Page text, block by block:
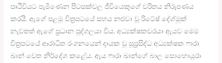
පෘථිවියට පැමිණෙන පිටසක්වල ජීවියෙකුගේ චරිතය නිරූපණය
කරයි. ඇගේ පළමු චිත්‍රපටයේ සහය නළුවා වූ රිටේෂ් දේශ්මුක්
නැවතත් ඇගේ ප්‍රධාන පුද්ගලයා විය. අධ්‍යක්ෂකවරයා ඇයව මෙම
චිත්‍රපටයේ ආරාධිත රංගනයෙන් දායක වූ සුප්‍රසිද්ධ අධ්‍යක්ෂක ෆාරා
ඛාන් වෙත නිර්දේශ කළේය. ඇය ෆාරා ඛාන්ගේ බාල සොහොයුරා